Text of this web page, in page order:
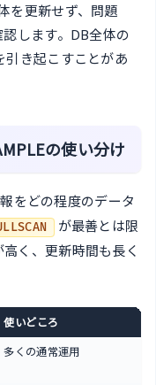
を更新せず、問題
します。DB全体の
き起こすことがあ
の使い分け
をどの程度のデータ
が最善とは限
く、更新時間も長く
使いどころ
多くの通常運用